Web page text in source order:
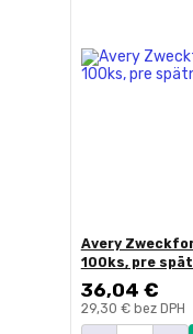
Avery
100ks, pre
36,04 €
29,30 € bez DPH